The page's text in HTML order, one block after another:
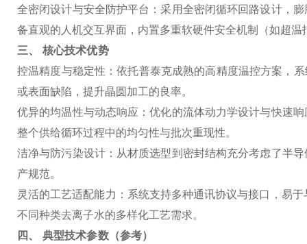
全密闭设计与安全防护平台 ：采用全密闭循环回路设计，
备直观的人机交互界面，内置多重软硬件安全机制（如超温
三、 核心技术优势
控温精度与稳定性 ：依托普泰克成熟的高精度温控方案，
或表面缺陷，提升晶圆加工的良率。
优异的均温性与动态响应 ：优化的流体动力学设计与快速
整个供给循环过程中的均匀性与批次重现性。
洁净与防污染设计：从材质选型到密封结构充分考虑了半
产规范。
灵活的工艺适配能力 ：系统支持多种通讯协议与接口，易
不同种类去离子水的多样化工艺需求。
四、 典型技术参数（参考）